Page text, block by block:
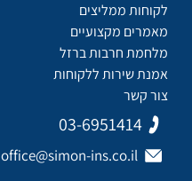
03-6951414
office@simon-ins.co.il
לקוחות ממליצים
מאמרים מקצועיים
מלחמת חרבות ברזל
אמנת שירות ללקוחות
צור קשר